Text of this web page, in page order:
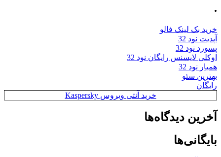
.
خرید بک لینک فالو
آپدیت نود 32
پسورد نود 32
اوکلی لایسنس رایگان نود 32
همیار نود 32
بهترین سئو
رایگان
خرید آنتی ویروس Kaspersky
آخرین دیدگاه‌ها
بایگانی‌ها